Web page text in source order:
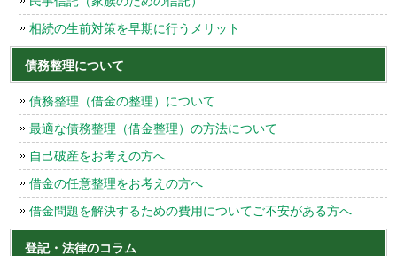
相続の生前対策を早期に行うメリット
債務整理について
債務整理（借金の整理）について
最適な債務整理（借金整理）の方法について
自己破産をお考えの方へ
借金の任意整理をお考えの方へ
借金問題を解決するための費用についてご不安がある方へ
登記・法律のコラム